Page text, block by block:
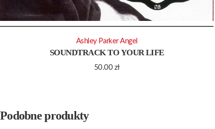
SOUNDTRACK TO YOUR LIFE
50.00 zł
Ashley Parker Angel
Podobne produkty